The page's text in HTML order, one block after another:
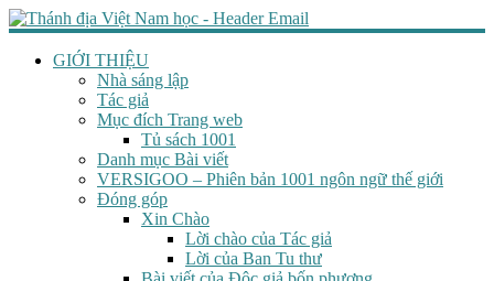
GIỚI THIỆU
Nhà sáng lập
Tác giả
Mục đích Trang web
Tủ sách 1001
Danh mục Bài viết
VERSIGOO – Phiên bản 1001 ngôn ngữ thế giới
Đóng góp
Xin Chào
Lời chào của Tác giả
Lời của Ban Tu thư